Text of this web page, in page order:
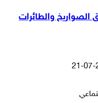
والطائرات